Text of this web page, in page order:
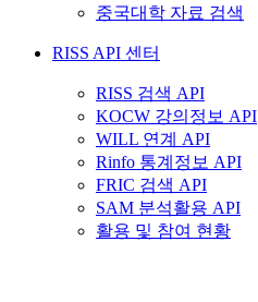
중국대학 자료 검색
RISS API 센터
RISS 검색 API
KOCW 강의정보 API
WILL 연계 API
Rinfo 통계정보 API
FRIC 검색 API
SAM 분석활용 API
활용 및 참여 현황